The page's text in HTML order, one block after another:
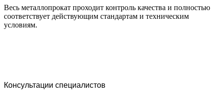
Весь металлопрокат проходит контроль качества и полностью
соответствует действующим стандартам и техническим
условиям.
Консультации специалистов